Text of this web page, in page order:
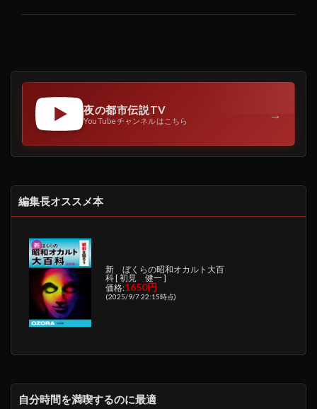
夜の都市伝説TV
YouTubeチャンネルはこちら →
編集長オススメ本
新 ぼくらの昭和オカルト大百
科 [ 初見 健一 ]
価格:1650円
(2025/9/7 22:15時点)
自分時間を満喫するのに最適